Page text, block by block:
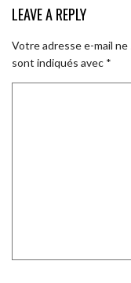
LEAVE A REPLY
Votre adresse e-mail ne
sont indiqués avec *